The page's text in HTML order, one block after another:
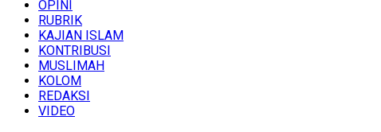
OPINI
RUBRIK
KAJIAN ISLAM
KONTRIBUSI
MUSLIMAH
KOLOM
REDAKSI
VIDEO